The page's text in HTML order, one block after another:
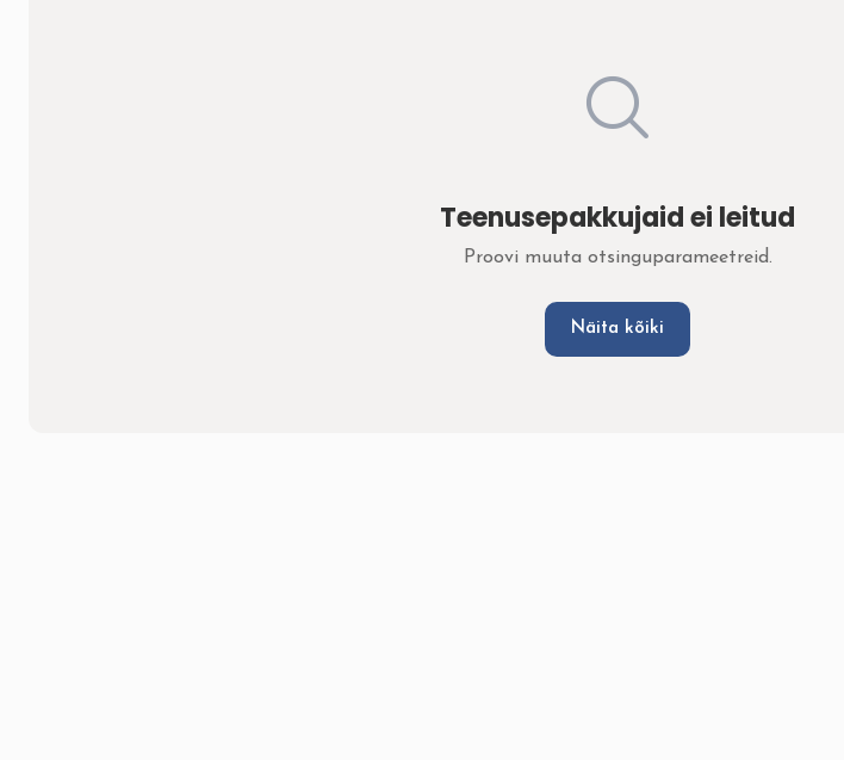
Teenusepakkujaid ei leitud
Proovi muuta otsinguparameetreid.
Näita kõiki